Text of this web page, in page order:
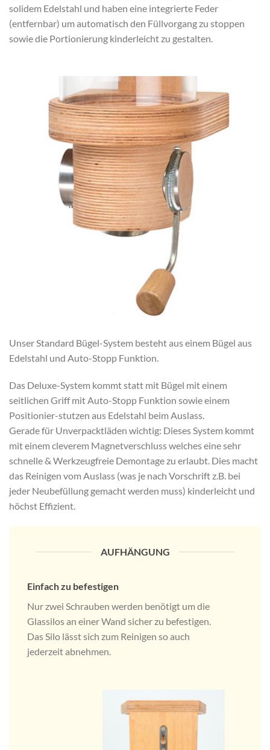
solidem Edelstahl und haben eine integrierte Feder
(entfernbar) um automatisch den Füllvorgang zu stoppen
sowie die Portionierung kinderleicht zu gestalten.
Unser Standard Bügel-System besteht aus einem Bügel aus
Edelstahl und Auto-Stopp Funktion.
Das Deluxe-System kommt statt mit Bügel mit einem
seitlichen Griff mit Auto-Stopp Funktion sowie einem
Positionier-stutzen aus Edelstahl beim Auslass.
Gerade für Unverpacktläden wichtig: Dieses System kommt
mit einem cleverem Magnetverschluss welches eine sehr
schnelle & Werkzeugfreie Demontage zu erlaubt. Dies macht
das Reinigen vom Auslass (was je nach Vorschrift z.B. bei
jeder Neubefüllung gemacht werden muss) kinderleicht und
höchst Effizient.
AUFHÄNGUNG
Einfach zu befestigen
Nur zwei Schrauben werden benötigt um die
Glassilos an einer Wand sicher zu befestigen.
Das Silo lässt sich zum Reinigen so auch
jederzeit abnehmen.